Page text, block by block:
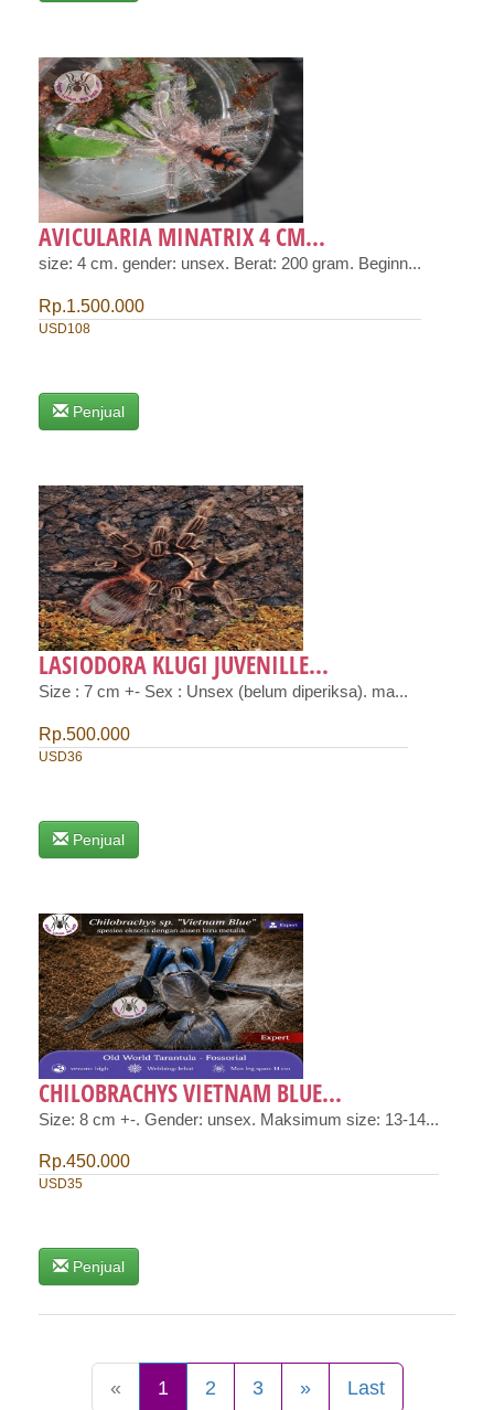
AVICULARIA MINATRIX 4 CM...
size: 4 cm. gender: unsex. Berat: 200 gram. Beginn...
Rp.1.500.000
USD108
Penjual
LASIODORA KLUGI JUVENILLE...
Size : 7 cm +- Sex : Unsex (belum diperiksa). ma...
Rp.500.000
USD36
Penjual
CHILOBRACHYS VIETNAM BLUE...
Size: 8 cm +-. Gender: unsex. Maksimum size: 13-14...
Rp.450.000
USD35
Penjual
« 1 2 3 » Last